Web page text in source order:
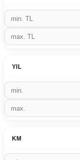
YIL
KM